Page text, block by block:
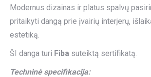
Modernus dizainas ir platus spalvų
pritaikyti dangą prie įvairių interjerų,
estetiką.
ŠI danga turi Fiba suteiktą sertifikatą.
Techninė specifikacija: